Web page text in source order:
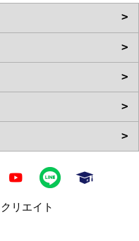
リエイト